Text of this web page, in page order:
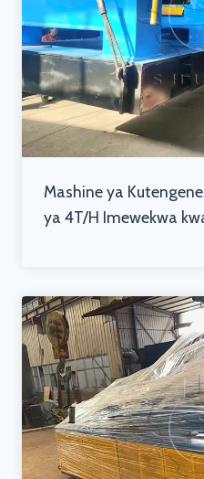
Mashine ya
ya 4T/H Imewekwa